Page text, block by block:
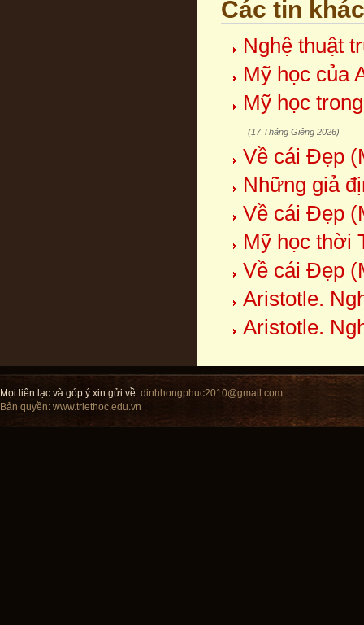
Các tin khác
Nghệ thuật
Mỹ học của
Mỹ học
(17 Tháng Giêng 2026)
Về cái Đẹp
Những giả
Về cái Đẹp
Mỹ học thời
Về cái Đẹp
Aristotle.
Aristotle.
Mọi liên lạc và góp ý xin gửi về: dinhhongphuc2010@gmail.com.
Bản quyền: www.triethoc.edu.vn